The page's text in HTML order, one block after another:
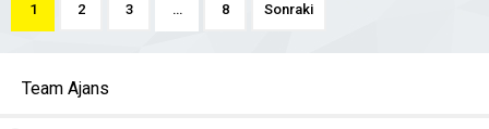
1 2 3 … 8 Sonraki
Team Ajans